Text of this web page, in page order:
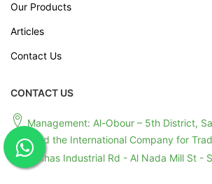
Our Products
Articles
Contact Us
CONTACT US
Management: Al-Obour – 5th District,
– Behind the International Company for
Anshas Industrial Rd - Al Nada Mill St -